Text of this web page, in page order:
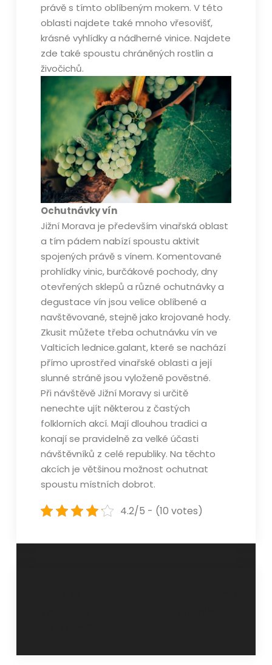
právě s tímto oblíbeným mokem. V této
oblasti najdete také mnoho vřesovišť,
krásné vyhlídky a nádherné vinice. Najdete
zde také spoustu chráněných rostlin a
živočichů.
Ochutnávky vín
Jižní Morava je především vinařská oblast
a tím pádem nabízí spoustu aktivit
spojených právě s vínem. Komentované
prohlídky vinic, burčákové pochody, dny
otevřených sklepů a různé ochutnávky a
degustace vín jsou velice oblíbené a
navštěvované, stejně jako krojované hody.
Zkusit můžete třeba ochutnávku vín ve
Valticích lednice.galant, které se nachází
přímo uprostřed vinařské oblasti a její
slunné stráně jsou vyloženě pověstné.
Při návštěvě Jižní Moravy si určitě
nenechte ujít některou z častých
folklorních akcí. Mají dlouhou tradici a
konají se pravidelně za velké účasti
návštěvníků z celé republiky. Na těchto
akcích je většinou možnost ochutnat
spoustu místních dobrot.
4.2/5 - (10 votes)